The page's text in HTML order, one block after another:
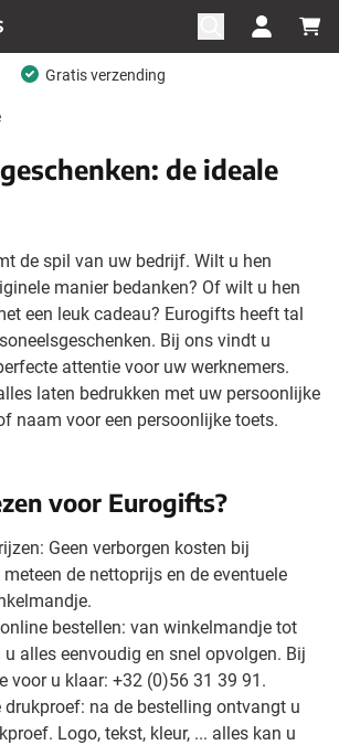
Gratis verzending
de ideale
de spil van uw bedrijf. Wilt u hen
manier bedanken? Of wilt u hen
een leuk cadeau? Eurogifts heeft tal
Bij ons vindt u
attentie voor uw werknemers.
laten bedrukken met uw persoonlijke
naam voor een persoonlijke toets.
voor Eurogifts?
Geen verborgen kosten bij
de nettoprijs en de eventuele
bestellen: van winkelmandje tot
alles eenvoudig en snel opvolgen. Bij
voor u klaar: +32 (0)56 31 39 91.
drukproef: na de bestelling ontvangt u
Logo, tekst, kleur, ... alles kan u